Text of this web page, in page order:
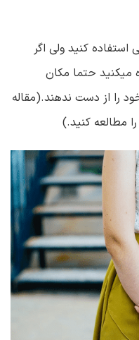
کنید ولی اگر
میکنید حتما مکان
را از دست ندهند.(مقاله
را مطالعه کنید.)